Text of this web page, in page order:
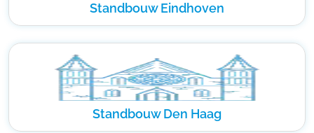
Standbouw Eindhoven
Standbouw Den Haag